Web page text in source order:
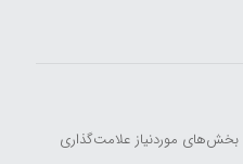
بخش‌های موردنیاز علامت‌گذاری